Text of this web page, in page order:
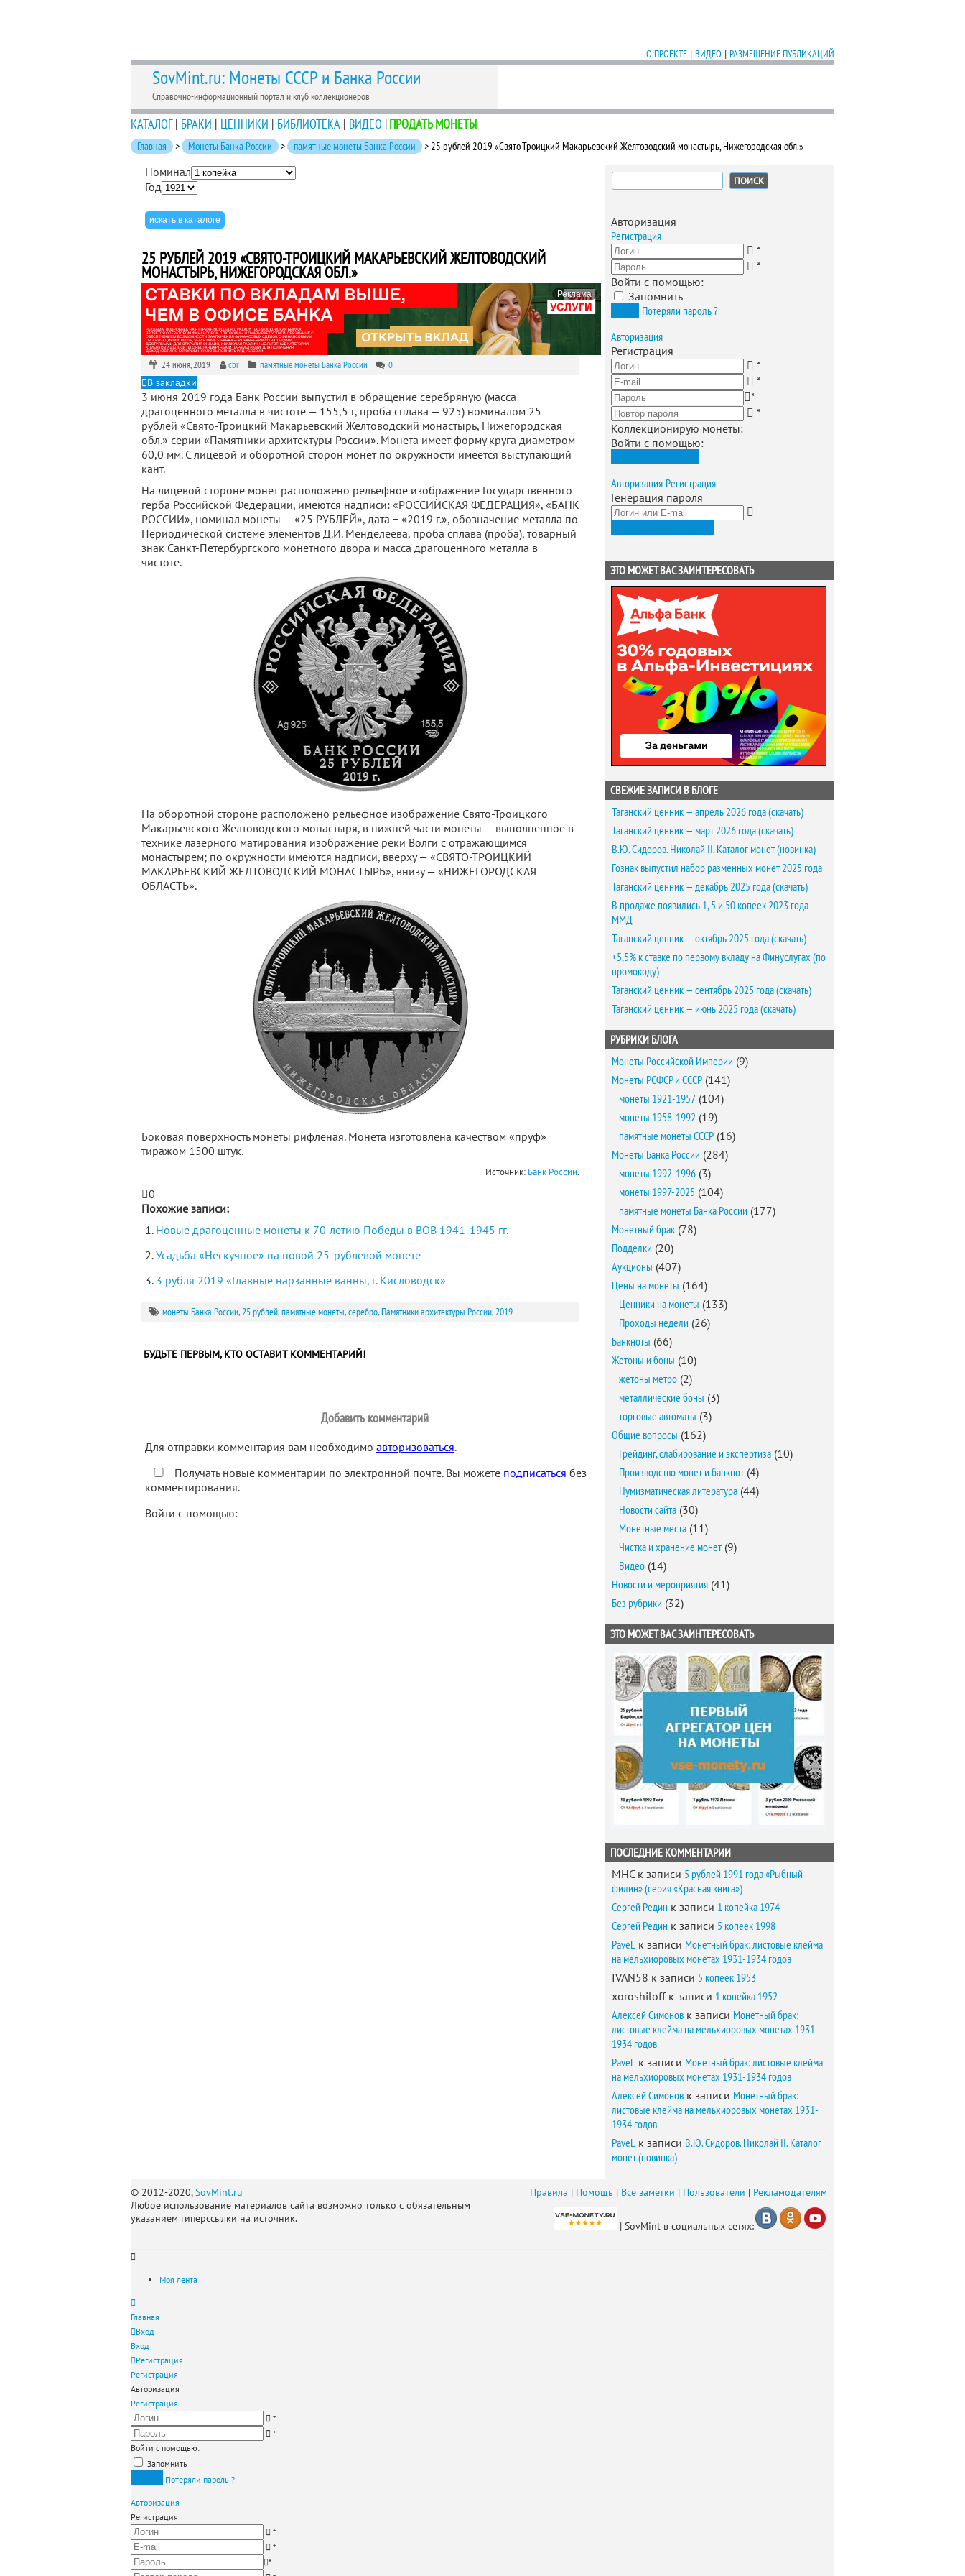
О ПРОЕКТЕ | ВИДЕО | РАЗМЕЩЕНИЕ ПУБЛИКАЦИЙ
SovMint.ru: Монеты СССР и Банка России
Справочно-информационный портал и клуб коллекционеров
КАТАЛОГ| БРАКИ | ЦЕННИКИ | БИБЛИОТЕКА | ВИДЕО |ПРОДАТЬ МОНЕТЫ
Главная > Монеты Банка России > памятные монеты Банка России > 25 рублей 2019 «Свято-Троицкий Макарьевский Желтоводский монастырь, Нижегородская обл.»
Номинал
Год
25 РУБЛЕЙ 2019 «СВЯТО-ТРОИЦКИЙ МАКАРЬЕВСКИЙ ЖЕЛТОВОДСКИЙ
МОНАСТЫРЬ, НИЖЕГОРОДСКАЯ ОБЛ.»
Реклама
24 июня, 2019 cbr памятные монеты Банка России 0
В закладки
3 июня 2019 года Банк России выпустил в обращение серебряную (масса
драгоценного металла в чистоте — 155,5 г, проба сплава — 925) номиналом 25
рублей «Свято-Троицкий Макарьевский Желтоводский монастырь, Нижегородская
обл.» серии «Памятники архитектуры России». Монета имеет форму круга диаметром
60,0 мм. С лицевой и оборотной сторон монет по окружности имеется выступающий
кант.
На лицевой стороне монет расположено рельефное изображение Государственного
герба Российской Федерации, имеются надписи: «РОССИЙСКАЯ ФЕДЕРАЦИЯ», «БАНК
РОССИИ», номинал монеты — «25 РУБЛЕЙ», дата − «2019 г.», обозначение металла по
Периодической системе элементов Д.И. Менделеева, проба сплава (проба), товарный
знак Санкт-Петербургского монетного двора и масса драгоценного металла в
чистоте.
На оборотной стороне расположено рельефное изображение Свято-Троицкого
Макарьевского Желтоводского монастыря, в нижней части монеты — выполненное в
технике лазерного матирования изображение реки Волги с отражающимся
монастырем; по окружности имеются надписи, вверху — «СВЯТО-ТРОИЦКИЙ
МАКАРЬЕВСКИЙ ЖЕЛТОВОДСКИЙ МОНАСТЫРЬ», внизу — «НИЖЕГОРОДСКАЯ
ОБЛАСТЬ».
Боковая поверхность монеты рифленая. Монета изготовлена качеством «пруф»
тиражом 1500 штук.
Источник: Банк России.
0
Похожие записи:
Новые драгоценные монеты к 70-летию Победы в ВОВ 1941-1945 гг.
Усадьба «Нескучное» на новой 25-рублевой монете
3 рубля 2019 «Главные нарзанные ванны, г. Кисловодск»
монеты Банка России,25 рублей,памятные монеты,серебро,Памятники архитектуры России,2019
БУДЬТЕ ПЕРВЫМ, КТО ОСТАВИТ КОММЕНТАРИЙ!
Добавить комментарий
Для отправки комментария вам необходимо авторизоваться.
Получать новые комментарии по электронной почте. Вы можете подписаться без
комментирования.
Войти с помощью:
Найти:
Авторизация
Регистрация
*
*
Войти с помощью:
Запомнить
Потеряли пароль ?
Авторизация
Регистрация
*
*
*
*
Коллекционирую монеты:
Войти с помощью:
Авторизация Регистрация
Генерация пароля
ЭТО МОЖЕТ ВАС ЗАИНТЕРЕСОВАТЬ
СВЕЖИЕ ЗАПИСИ В БЛОГЕ
Таганский ценник — апрель 2026 года (скачать)
Таганский ценник — март 2026 года (скачать)
В.Ю. Сидоров. Николай II. Каталог монет (новинка)
Гознак выпустил набор разменных монет 2025 года
Таганский ценник — декабрь 2025 года (скачать)
В продаже появились 1, 5 и 50 копеек 2023 года
ММД
Таганский ценник — октябрь 2025 года (скачать)
+5,5% к ставке по первому вкладу на Финуслугах (по
промокоду)
Таганский ценник — сентябрь 2025 года (скачать)
Таганский ценник — июнь 2025 года (скачать)
РУБРИКИ БЛОГА
Монеты Российской Империи (9)
Монеты РСФСР и СССР (141)
монеты 1921-1957 (104)
монеты 1958-1992 (19)
памятные монеты СССР (16)
Монеты Банка России (284)
монеты 1992-1996 (3)
монеты 1997-2025 (104)
памятные монеты Банка России (177)
Монетный брак (78)
Подделки (20)
Аукционы (407)
Цены на монеты (164)
Ценники на монеты (133)
Проходы недели (26)
Банкноты (66)
Жетоны и боны (10)
жетоны метро (2)
металлические боны (3)
торговые автоматы (3)
Общие вопросы (162)
Грейдинг, слабирование и экспертиза (10)
Производство монет и банкнот(4)
Нумизматическая литература (44)
Новости сайта (30)
Монетные места (11)
Чистка и хранение монет(9)
Видео (14)
Новости и мероприятия (41)
Без рубрики (32)
ЭТО МОЖЕТ ВАС ЗАИНТЕРЕСОВАТЬ
ПОСЛЕДНИЕ КОММЕНТАРИИ
MHCк записи 5 рублей 1991 года «Рыбный
филин» (серия «Красная книга»)
Сергей Редин к записи 1 копейка 1974
Сергей Редин к записи 5 копеек 1998
PaveL к записи Монетный брак: листовые клейма
на мельхиоровых монетах 1931-1934 годов
IVAN58 к записи 5 копеек 1953
xoroshiloffк записи 1 копейка 1952
Алексей Симонов к записи Монетный брак:
листовые клейма на мельхиоровых монетах 1931-
1934 годов
PaveL к записи Монетный брак: листовые клейма
на мельхиоровых монетах 1931-1934 годов
Алексей Симонов к записи Монетный брак:
листовые клейма на мельхиоровых монетах 1931-
1934 годов
PaveL к записи В.Ю. Сидоров. Николай II. Каталог
монет (новинка)
© 2012-2020,SovMint.ru
Любое использование материалов сайта возможно только с обязательным
указанием гиперссылки на источник.
Правила | Помощь | Все заметки | Пользователи | Рекламодателям
| SovMint в социальных сетях:
Моя лента
Главная
Вход
Вход
Регистрация
Регистрация
Авторизация
Регистрация
*
*
Войти с помощью:
Запомнить
Потеряли пароль ?
Авторизация
Регистрация
*
*
*